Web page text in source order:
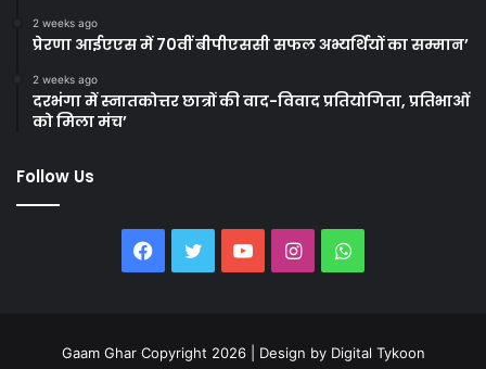
2 weeks ago
प्रेरणा आईएएस में 70वीं बीपीएससी सफल अभ्यर्थियों का सम्मान’
2 weeks ago
दरभंगा में स्नातकोत्तर छात्रों की वाद-विवाद प्रतियोगिता, प्रतिभाओं
को मिला मंच’
Follow Us
Facebook
TwitterYouTubeInstagramWhatsApp
Gaam Ghar Copyright 2026 | Design by Digital Tykoon